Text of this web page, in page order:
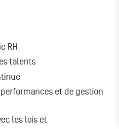
RH
talents
et de gestion
les lois et